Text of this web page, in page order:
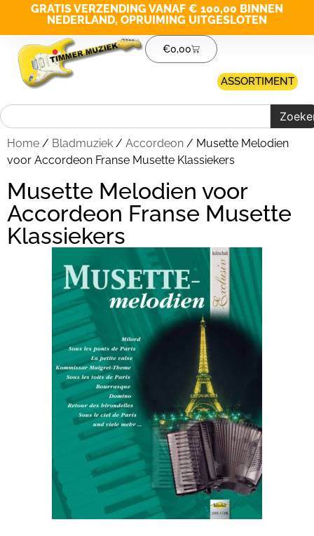
GRATIS VERZENDING VANAF € 100,00 BINNEN
NEDERLAND, OPRUIMING UITGESLOTEN
€0,00
ASSORTIMENT
Home / Bladmuziek / Accordeon / Musette Melodien
voor Accordeon Franse Musette Klassiekers
Musette Melodien voor
Accordeon Franse Musette
Klassiekers